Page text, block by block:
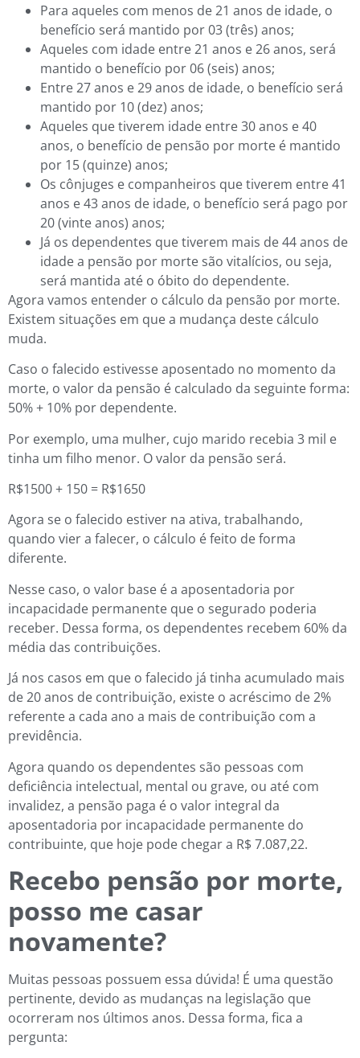
Para aqueles com menos de 21 anos de idade, o
benefício será mantido por 03 (três) anos;
Aqueles com idade entre 21 anos e 26 anos, será
mantido o benefício por 06 (seis) anos;
Entre 27 anos e 29 anos de idade, o benefício será
mantido por 10 (dez) anos;
Aqueles que tiverem idade entre 30 anos e 40
anos, o benefício de pensão por morte é mantido
por 15 (quinze) anos;
Os cônjuges e companheiros que tiverem entre 41
anos e 43 anos de idade, o benefício será pago por
20 (vinte anos) anos;
Já os dependentes que tiverem mais de 44 anos de
idade a pensão por morte são vitalícios, ou seja,
será mantida até o óbito do dependente.
Agora vamos entender o cálculo da pensão por morte.
Existem situações em que a mudança deste cálculo
muda.
Caso o falecido estivesse aposentado no momento da
morte, o valor da pensão é calculado da seguinte forma:
50% + 10% por dependente.
Por exemplo, uma mulher, cujo marido recebia 3 mil e
tinha um filho menor. O valor da pensão será.
R$1500 + 150 = R$1650
Agora se o falecido estiver na ativa, trabalhando,
quando vier a falecer, o cálculo é feito de forma
diferente.
Nesse caso, o valor base é a aposentadoria por
incapacidade permanente que o segurado poderia
receber. Dessa forma, os dependentes recebem 60% da
média das contribuições.
Já nos casos em que o falecido já tinha acumulado mais
de 20 anos de contribuição, existe o acréscimo de 2%
referente a cada ano a mais de contribuição com a
previdência.
Agora quando os dependentes são pessoas com
deficiência intelectual, mental ou grave, ou até com
invalidez, a pensão paga é o valor integral da
aposentadoria por incapacidade permanente do
contribuinte, que hoje pode chegar a R$ 7.087,22.
Recebo pensão por morte,
posso me casar
novamente?
Muitas pessoas possuem essa dúvida! É uma questão
pertinente, devido as mudanças na legislação que
ocorreram nos últimos anos. Dessa forma, fica a
pergunta: